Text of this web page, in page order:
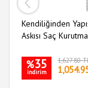
Kendiliğinden
Askısı Saç
%35
indirim
1,627.80